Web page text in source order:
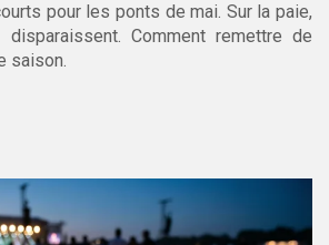
pour les ponts de mai. Sur la paie,
Comment remettre de
saison.